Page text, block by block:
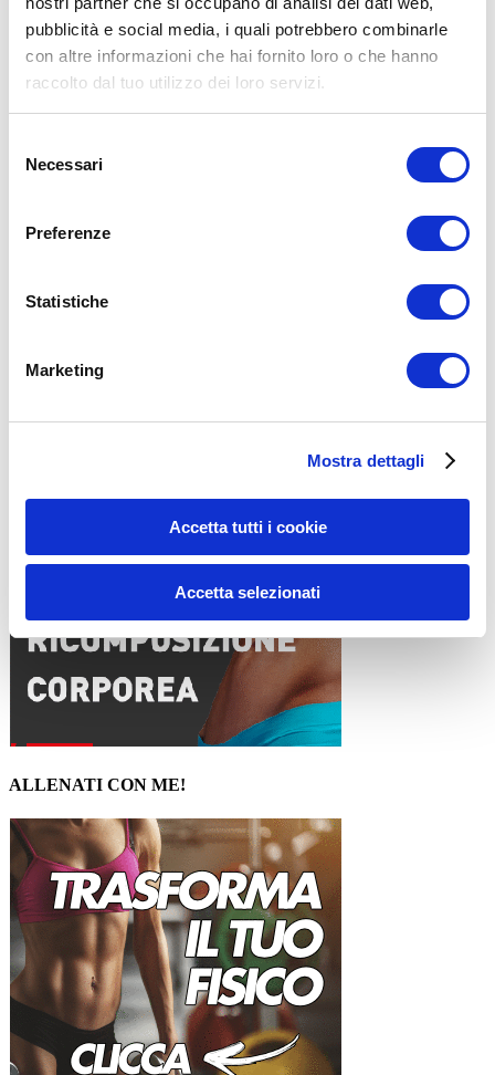
pubblicità e social media, i quali potrebbero combinarle
con altre informazioni che hai fornito loro o che hanno
raccolto dal tuo utilizzo dei loro servizi.
delNecessari
Preferenze
Statistiche
Marketing
Mostra dettagli
Accetta tutti i cookie
Accetta selezionati
ALLENATI CON ME!